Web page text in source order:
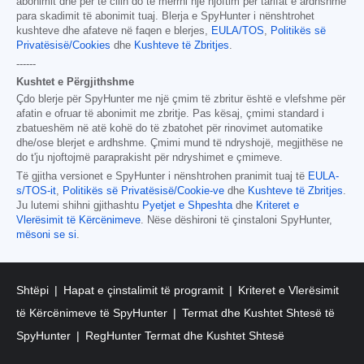
para skadimit të abonimit tuaj. Blerja e SpyHunter i nënshtrohet
kushteve dhe afateve në faqen e blerjes, EULA/TOS, Politikës së
Privatësisë/Cookies dhe Kushteve të Zbritjes.
------
Kushtet e Përgjithshme
Çdo blerje për SpyHunter me një çmim të zbritur është e vlefshme për
afatin e ofruar të abonimit me zbritje. Pas kësaj, çmimi standard i
zbatueshëm në atë kohë do të zbatohet për rinovimet automatike
dhe/ose blerjet e ardhshme. Çmimi mund të ndryshojë, megjithëse ne
do t'ju njoftojmë paraprakisht për ndryshimet e çmimeve.
Të gjitha versionet e SpyHunter i nënshtrohen pranimit tuaj të EULA-
s/TOS-it, Politikës së Privatësisë/Cookie-ve dhe Kushteve të Zbritjes.
Ju lutemi shihni gjithashtu Pyetjet e Shpeshtadhe Kriteret e
Vlerësimit të Kërcënimeve. Nëse dëshironi të çinstaloni SpyHunter,
mësoni se si.
Shtëpi Hapat e çinstalimit të programit
Kriteret e Vlerësimit
të Kërcënimeve të SpyHunter
Termat dhe Kushtet Shtesë të
SpyHunter
RegHunter Termat dhe Kushtet Shtesë